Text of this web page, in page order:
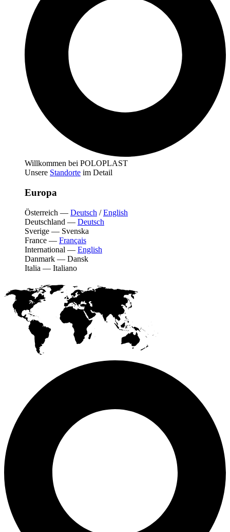
Willkommen bei POLOPLAST
Unsere Standorte im Detail
Europa
Österreich — Deutsch /English
Deutschland — Deutsch
Sverige — Svenska
France — Français
International — English
Danmark — Dansk
Italia — Italiano